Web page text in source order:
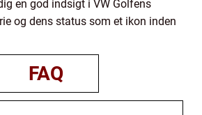
en god indsigt i VW Golfens
og dens status som et ikon inden
FAQ